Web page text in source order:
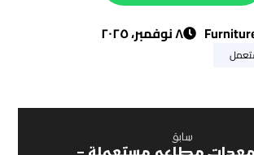
٨ نوفمبر، ٢٠٢٥
سابق